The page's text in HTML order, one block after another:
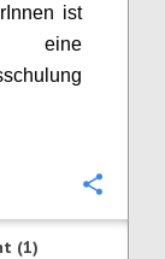
ist
eine
(1)